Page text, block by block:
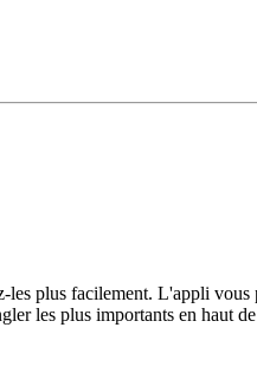
plus facilement. L'appli
les plus importants en haut